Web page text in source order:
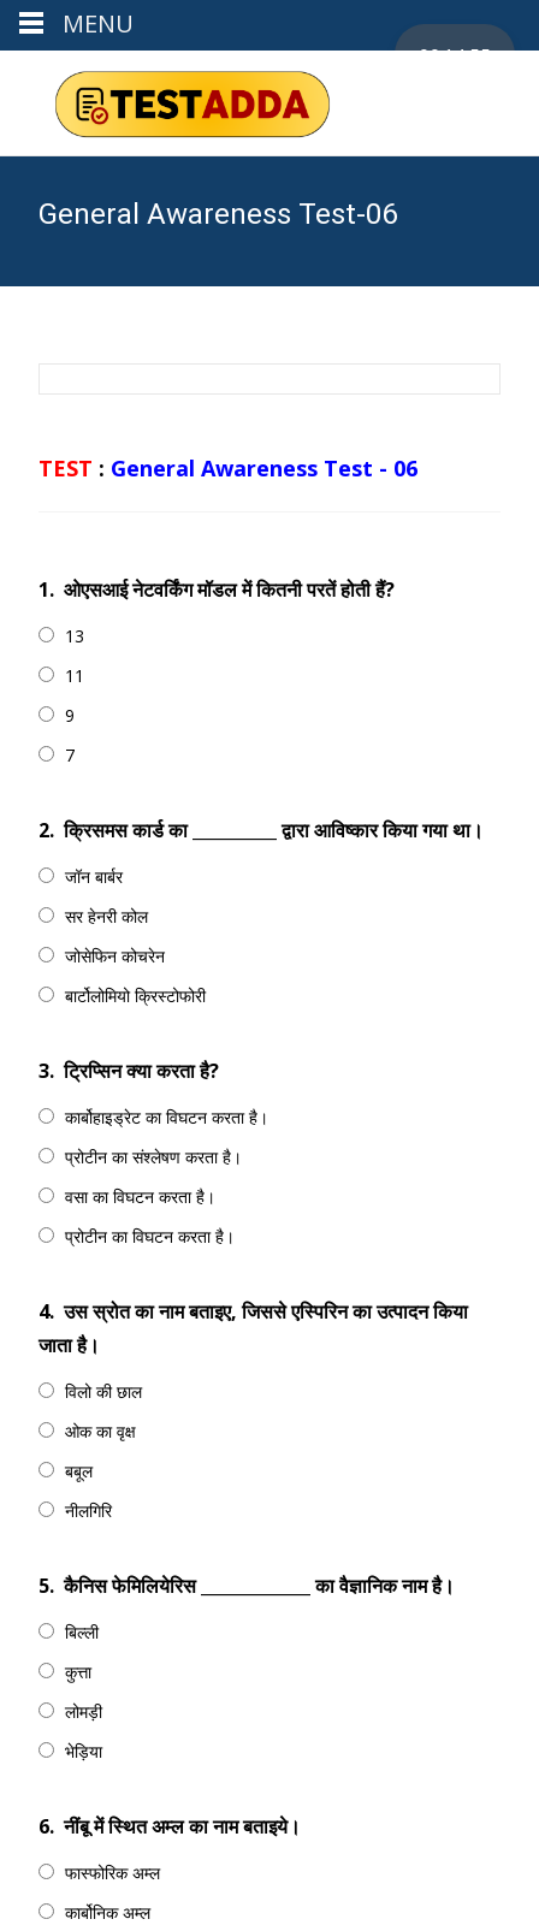
General Awareness Test-06
00:14:55
TEST : General Awareness Test - 06
1. ओएसआई नेटवर्किंग मॉडल में कितनी परतें होती हैं?
13
11
9
7
2. क्रिसमस कार्ड का __________ द्वारा आविष्कार किया गया था।
जॉन बार्बर
सर हेनरी कोल
जोसेफिन कोचरेन
बार्टोलोमियो क्रिस्टोफोरी
3. ट्रिप्सिन क्या करता है?
कार्बोहाइड्रेट का विघटन करता है।
प्रोटीन का संश्लेषण करता है।
वसा का विघटन करता है।
प्रोटीन का विघटन करता है।
4. उस स्रोत का नाम बताइए, जिससे एस्पिरिन का उत्पादन किया
जाता है।
विलो की छाल
ओक का वृक्ष
बबूल
नीलगिरि
5. कैनिस फेमिलियेरिस _____________ का वैज्ञानिक नाम है।
बिल्ली
कुत्ता
लोमड़ी
भेड़िया
6. नींबू में स्थित अम्ल का नाम बताइये।
फास्फोरिक अम्ल
कार्बोनिक अम्ल
MENU